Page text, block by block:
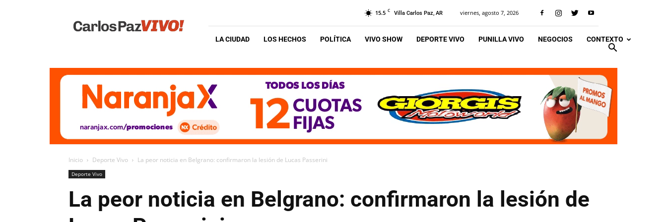
Vivo
15.5 C Villa Carlos Paz, AR viernes, agosto 7, 2026
LA CIUDAD LOS HECHOS POLÍTICA VIVO SHOW DEPORTE VIVO PUNILLA VIVO NEGOCIOS CONTEXTO
Inicio Deporte Vivo La peor noticia en Belgrano: confirmaron la lesión de Lucas Passerini
Deporte Vivo
La peor noticia en Belgrano: confirmaron la lesión de